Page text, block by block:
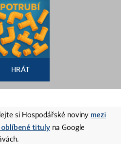
HRÁT
si Hospodářské noviny mezi
oblíbené tituly na Google